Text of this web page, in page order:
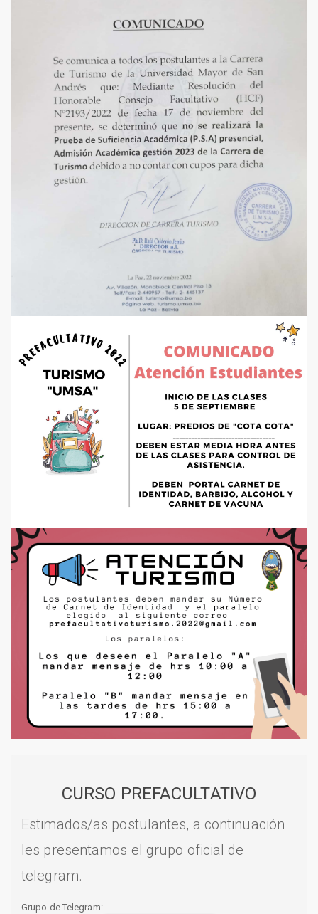
CURSO PREFACULTATIVO
Estimados/as postulantes, a continuación
les presentamos el grupo oficial de
telegram.
Grupo de Telegram: